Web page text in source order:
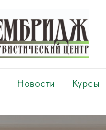
Новости Курсы